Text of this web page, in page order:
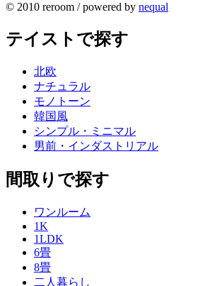
© 2010 reroom / powered by nequal
テイストで探す
北欧
ナチュラル
モノトーン
韓国風
シンプル・ミニマル
男前・インダストリアル
間取りで探す
ワンルーム
1K
1LDK
6畳
8畳
二人暮らし